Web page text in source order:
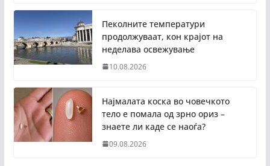
Пеколните температури
продолжуваат, кон крајот на
неделава освежување
10.08.2026
Најмалата коска во човечкото
тело е помала од зрно ориз –
знаете ли каде се наоѓа?
09.08.2026